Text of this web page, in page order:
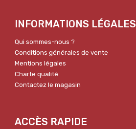
INFORMATIONS LÉGALES
Qui sommes-nous ?
Conditions générales de vente
Mentions légales
Charte qualité
Contactez le magasin
ACCÈS RAPIDE